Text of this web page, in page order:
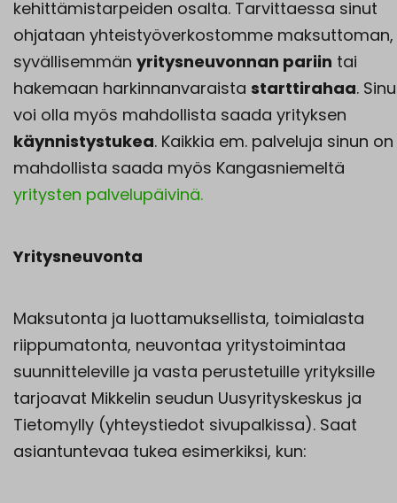
kehittämistarpeiden osalta. Tarvittaessa sinut
ohjataan yhteistyöverkostomme maksuttoman,
syvällisemmän yritysneuvonnan pariin tai
hakemaan harkinnanvaraista starttirahaa.
voi olla myös mahdollista saada yrityksen
käynnistystukea. Kaikkia em. palveluja sinun on
mahdollista saada myös Kangasniemeltä
yritysten palvelupäivinä.
Yritysneuvonta
Maksutonta ja luottamuksellista, toimialasta
riippumatonta, neuvontaa yritystoimintaa
suunnitteleville ja vasta perustetuille yrityksille
tarjoavat Mikkelin seudun Uusyrityskeskus ja
Tietomylly (yhteystiedot sivupalkissa). Saat
asiantuntevaa tukea esimerkiksi, kun: